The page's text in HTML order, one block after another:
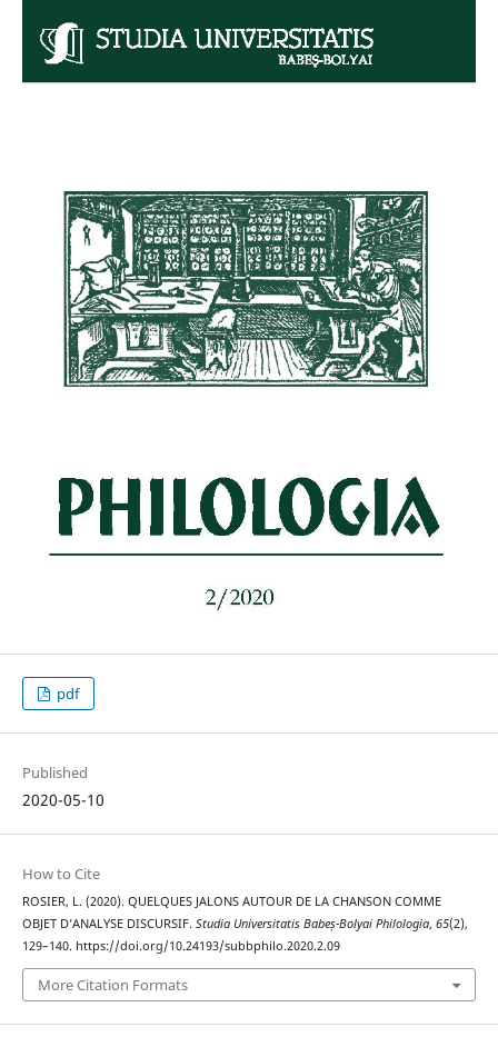
pdf
Published
2020-05-10
How to Cite
ROSIER, L. (2020). QUELQUES JALONS AUTOUR DE LA CHANSON COMME
OBJET D’ANALYSE DISCURSIF. Studia Universitatis Babeș-Bolyai Philologia, 65(2),
129–140. https://doi.org/10.24193/subbphilo.2020.2.09
More Citation Formats